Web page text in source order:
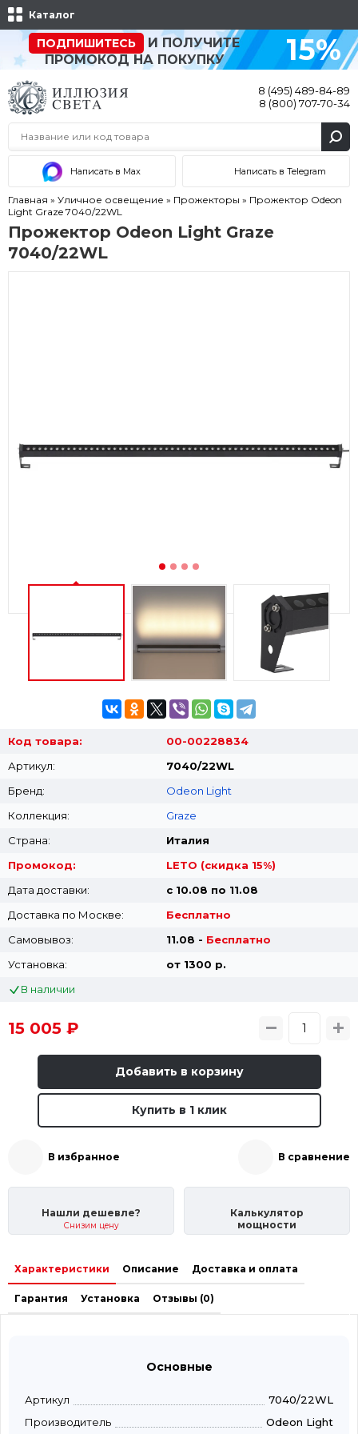
Каталог
ПОДПИШИТЕСЬ
И ПОЛУЧИТЕ
ПРОМОКОД НА ПОКУПКУ
15%
8 (495) 489-84-89
8 (800) 707-70-34
Написать в Max Написать в Telegram
Главная » Уличное освещение » Прожекторы » Прожектор Odeon
Light Graze 7040/22WL
Прожектор Odeon Light Graze
7040/22WL
Код товара:
00-00228834
Артикул:
7040/22WL
Бренд:
Odeon Light
Коллекция:
Graze
Страна:
Италия
Промокод:
LETO (скидка 15%)
Дата доставки:
с 10.08 по 11.08
Доставка по Москве:
Бесплатно
Самовывоз:
11.08 - Бесплатно
Установка:
от 1300 p.
В наличии
15 005 ₽
Добавить в корзину
Купить в 1 клик
В избранное В сравнение
Нашли дешевле?
Снизим цену
Калькулятор
мощности
Характеристики Описание Доставка и оплата
Гарантия Установка Отзывы (0)
Основные
Артикул
7040/22WL
Производитель
Odeon Light